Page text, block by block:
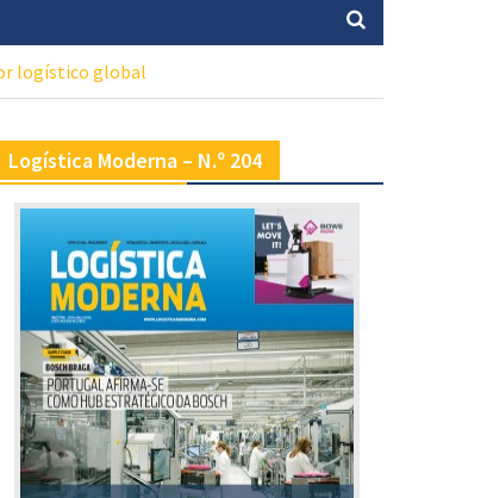
logístico global
Logística Moderna – N.º 204